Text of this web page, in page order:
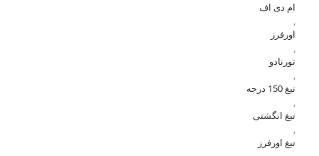
ام دی اف
,
اورفرز
,
تورنادو
,
تیغ 150 درجه
,
تیغ انگشتی
,
تیغ اورفرز